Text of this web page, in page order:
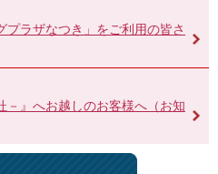
プラザなつき」をご利用の皆さ
－』へお越しのお客様へ（お知